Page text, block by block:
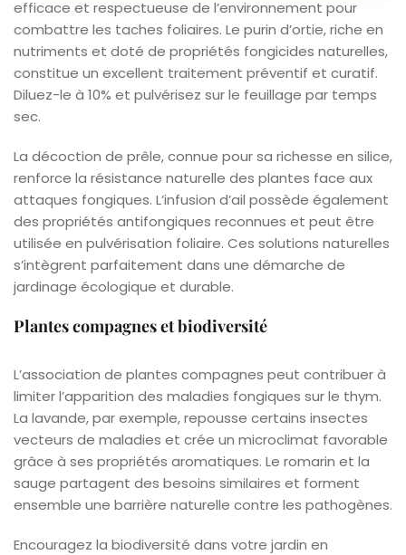
efficace et respectueuse de l’environnement pour
combattre les taches foliaires. Le purin d’ortie, riche en
nutriments et doté de propriétés fongicides naturelles,
constitue un excellent traitement préventif et curatif.
Diluez-le à 10% et pulvérisez sur le feuillage par temps
sec.
La décoction de prêle, connue pour sa richesse en silice,
renforce la résistance naturelle des plantes face aux
attaques fongiques. L’infusion d’ail possède également
des propriétés antifongiques reconnues et peut être
utilisée en pulvérisation foliaire. Ces solutions naturelles
s’intègrent parfaitement dans une démarche de
jardinage écologique et durable.
Plantes compagnes et biodiversité
L’association de plantes compagnes peut contribuer à
limiter l’apparition des maladies fongiques sur le thym.
La lavande, par exemple, repousse certains insectes
vecteurs de maladies et crée un microclimat favorable
grâce à ses propriétés aromatiques. Le romarin et la
sauge partagent des besoins similaires et forment
ensemble une barrière naturelle contre les pathogènes.
Encouragez la biodiversité dans votre jardin en